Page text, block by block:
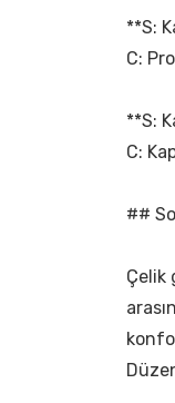
**S:
C:
**S:
C:
##
Çelik